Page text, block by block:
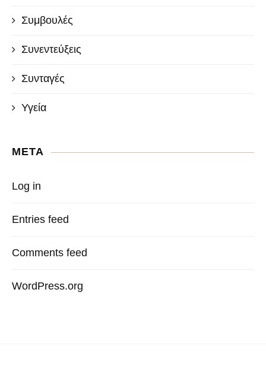
Συμβουλές
Συνεντεύξεις
Συνταγές
Υγεία
META
Log in
Entries feed
Comments feed
WordPress.org